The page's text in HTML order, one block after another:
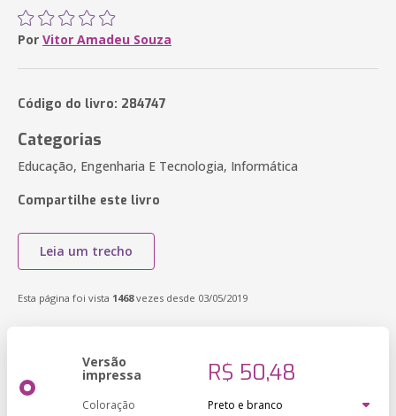
Por Vitor Amadeu Souza
Código do livro: 284747
Categorias
Educação, Engenharia E Tecnologia, Informática
Compartilhe este livro
Leia um trecho
Esta página foi vista 1468vezes desde 03/05/2019
Versão
impressa R$ 50,48
Coloração